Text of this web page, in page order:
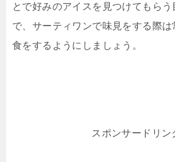
とで好みのアイスを見つけてもら
で、サーティワンで味見をする際
食をするようにしましょう。
スポンサードリン